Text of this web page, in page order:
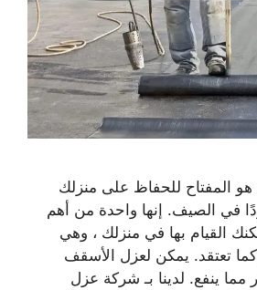
المفتاح للحفاظ على منزلك
في الصيف. إنها واحدة من أهم
القيام بها في منزلك ، وهي
تعتقد. يمكن لعزل الأسقف
ينفع. لدينا بـ شركة عزل